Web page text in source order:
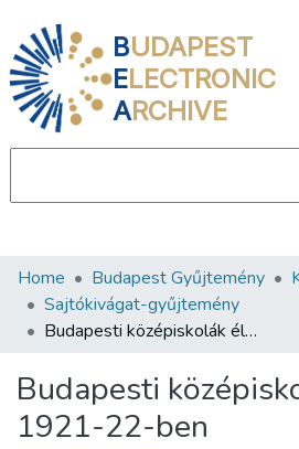
BUDAPEST
ELECTRONIC
ARCHIVE
Communities & Collections
All of DSpace
About us
Home Budapest Gyűjtemény
Sajtókivágat-gyűjtemény
Budapesti középiskolák élete 1921-22-ben
Budapesti
1921-22-ben